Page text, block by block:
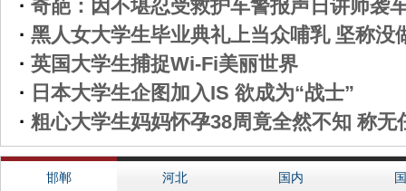
· 奇葩：因不堪忍受救护车警报声日讲师袭
· 黑人女大学生毕业典礼上当众哺乳 坚称没
· 英国大学生捕捉Wi-Fi美丽世界
· 日本大学生企图加入IS 欲成为“战士”
· 粗心大学生妈妈怀孕38周竟全然不知 称无
邯郸 河北 国内